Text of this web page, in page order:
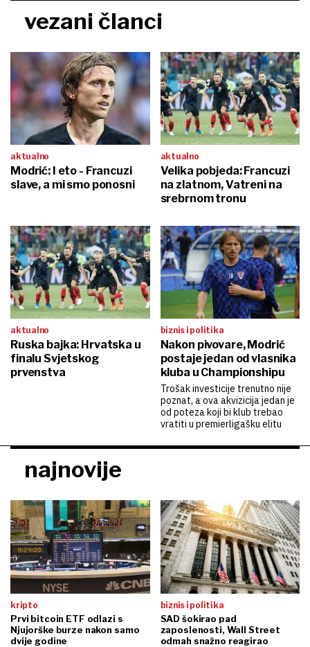
vezani članci
aktualno
Modrić: I eto - Francuzi
slave, a mi smo ponosni
aktualno
Velika pobjeda: Francuzi
na zlatnom, Vatreni na
srebrnom tronu
aktualno
Ruska bajka: Hrvatska u
finalu Svjetskog
prvenstva
biznis i politika
Nakon pivovare, Modrić
postaje jedan od vlasnika
kluba u Championshipu
Trošak investicije trenutno nije
poznat, a ova akvizicija jedan je
od poteza koji bi klub trebao
vratiti u premierligašku elitu
najnovije
kripto
Prvi bitcoin ETF odlazi s
Njujorške burze nakon samo
dvije godine
biznis i politika
SAD šokirao pad
zaposlenosti, Wall Street
odmah snažno reagirao